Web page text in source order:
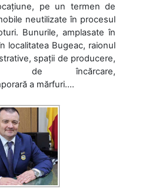
pe un termen de
neutilizate în procesul
Bunurile, amplasate în
localitatea Bugeac, raionul
spații de producere,
de încărcare,
a mărfuri....